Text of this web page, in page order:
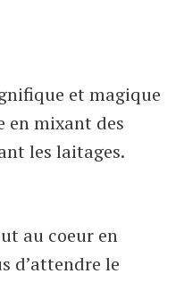
et magique
en mixant des
les laitages.
au coeur en
d’attendre le